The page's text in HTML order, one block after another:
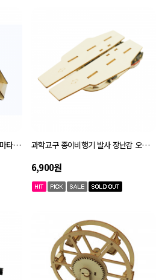
과학교구 진공청소기 장난감 오토마타 키트 자체설명서 과학교구 종이비행기 발사 장난감 오토마타 키트 자체설명서
6,900원